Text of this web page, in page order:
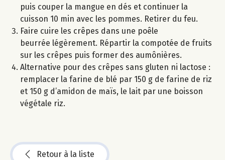
puis couper la mangue en dés et continuer la
cuisson 10 min avec les pommes. Retirer du feu.
Faire cuire les crêpes dans une poêle
beurrée légèrement. Répartir la compotée de fruits
sur les crêpes puis former des aumônières.
Alternative pour des crêpes sans gluten ni lactose :
remplacer la farine de blé par 150 g de farine de riz
et 150 g d’amidon de maïs, le lait par une boisson
végétale riz.
Retour à la liste